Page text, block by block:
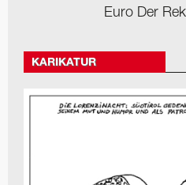
Euro Der
KARIKATUR